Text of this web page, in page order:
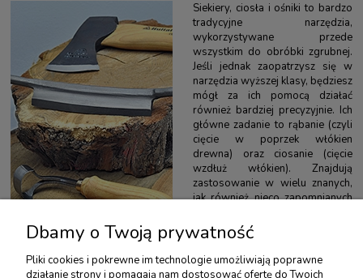
Siekiery, ciosła i ośniki to bardzo
tradycyjne narzędzia,
wykorzystywane przede
wszystkim do obróbki zgrubnej.
Jeśli jednak zaopatrzysz się w
narzędzia wyższej klasy, będziesz
mógł za ich pomocą działać
również bardziej precyzyjnie. Ich
główne zadanie to rąbanie (czyli
cięcie w poprzek włókien
drewna) oraz ciosanie (cięcie
wzdłuż włókien). Znajdują
zastosowanie w wielu znanych,
jak również nieco zapomnianych
rzeźbiarstwie, bednarstwie,
kołodziejstwie.
Siekiery, ciosła, ośniki - narzędzia z długą
Dbamy o Twoją prywatność
Pliki cookies i pokrewne im technologie umożliwiają poprawne
działanie strony i pomagają nam dostosować ofertę do Twoich